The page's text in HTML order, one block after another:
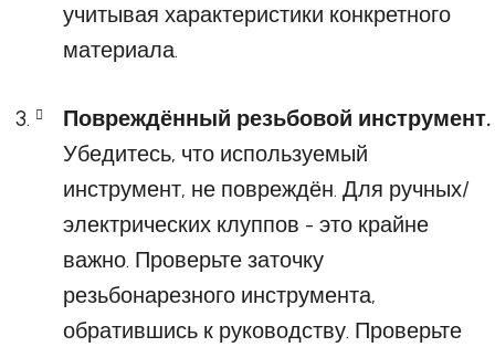
учитывая характеристики конкретного
материала.
Повреждённый резьбовой инструмент.
Убедитесь, что используемый
инструмент, не повреждён. Для ручных/
электрических клуппов - это крайне
важно. Проверьте заточку
резьбонарезного инструмента,
обратившись к руководству. Проверьте